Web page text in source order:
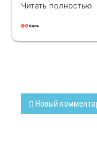
же купили там
мощный,
купили сыну
довольны)
Читать полностью
Новый